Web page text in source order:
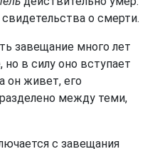
о смерти.
завещание много лет
но в силу оно вступает
он живет, его
между теми,
с завещания